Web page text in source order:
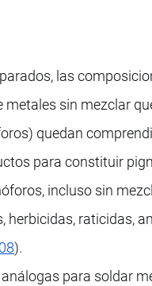
las
metales sin mezclar
quedan
para constituir
incluso sin
herbicidas, raticidas,
).
para soldar